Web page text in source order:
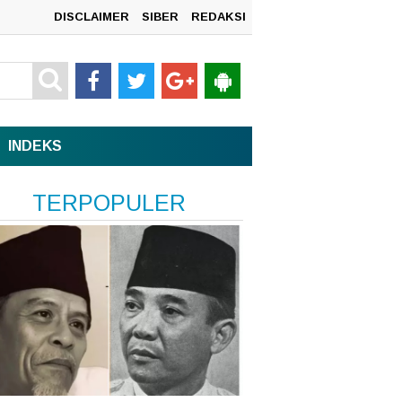
REDAKSI
SIBER
DISCLAIMER
INDEKS
TERPOPULER